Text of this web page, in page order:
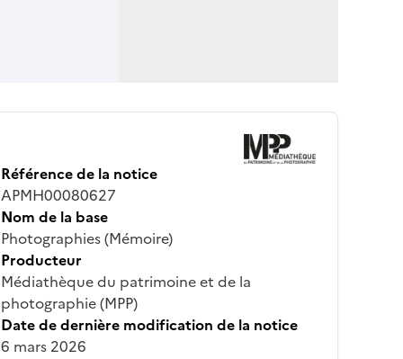
Référence de la notice
APMH00080627
Nom de la base
Photographies (Mémoire)
Producteur
Médiathèque du patrimoine et de la
photographie (MPP)
Date de dernière modification de la notice
6 mars 2026